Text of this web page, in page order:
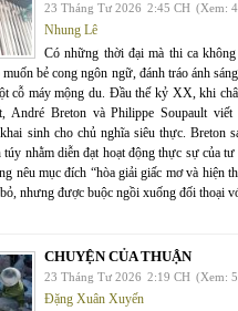
23 Tháng Tư 2026 2:45 CH (Xem:
Nhung Lê
Có những thời đại mà thi ca
bẻ cong ngôn ngữ, đánh tráo ánh
cỗ máy mộng du. Đầu thế kỷ XX, khi
André Breton và Philippe Soupault viết
sinh cho chủ nghĩa siêu thực. Breton
nhằm diễn đạt hoạt động thực sự của
nêu mục đích “hòa giải giấc mơ và hiện
nhưng được buộc ngồi xuống đối thoại
CHUYỆN CỦA THUẬN
23 Tháng Tư 2026 2:19 CH (Xem:
Đặng Xuân Xuyến